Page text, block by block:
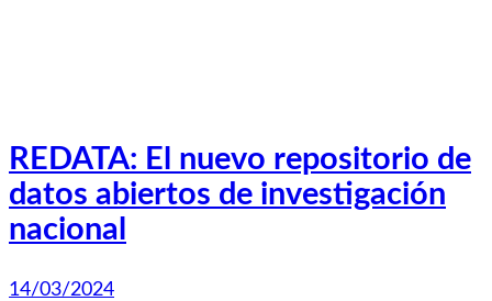
REDATA: El nuevo repositorio de
datos abiertos de investigación
nacional
14/03/2024